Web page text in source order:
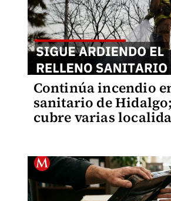
Continúa incendio
sanitario de
cubre varias